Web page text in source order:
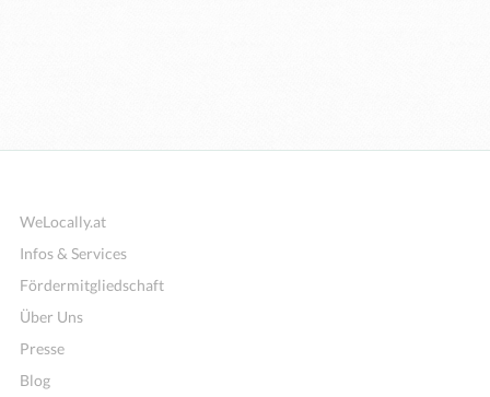
WeLocally.at
Infos & Services
Fördermitgliedschaft
Über Uns
Presse
Blog